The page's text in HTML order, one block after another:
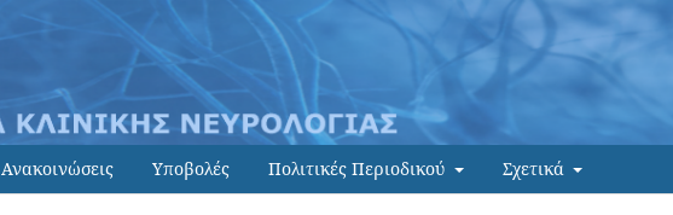
Ανακοινώσεις Υποβολές Πολιτικές Περιοδικού Σχετικά